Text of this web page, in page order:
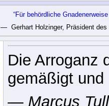
“Für behördliche
— Gerhart Holzinger, Präsident des
Man sieht
Das
unsichtbar.